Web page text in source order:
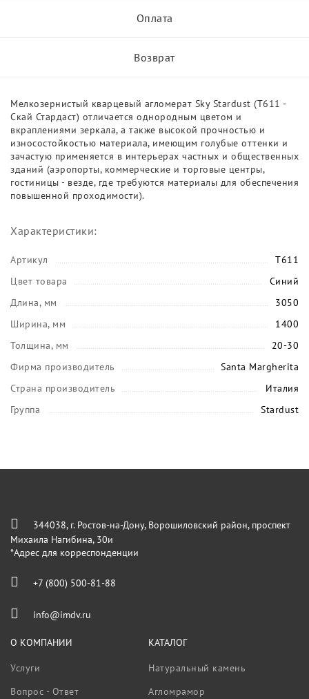
Оплата
Возврат
Мелкозернистый кварцевый агломерат Sky Stardust (T611 -
Скай Стардаст) отличается однородным цветом и
вкраплениями зеркала, а также высокой прочностью и
износостойкостью материала, имеющим голубые оттенки и
зачастую применяется в интерьерах частных и общественных
зданий (аэропорты, коммерческие и торговые центры,
гостиницы - везде, где требуются материалы для обеспечения
повышенной проходимости).
Характеристики:
Артикул
T611
Цвет товара
Синий
Длина, мм
3050
Ширина, мм
1400
Толщина, мм
20-30
Фирма производитель
Santa Margherita
Страна производитель
Италия
Группа
Stardust
344038, г. Ростов-на-Дону, Ворошиловский район, проспект
Михаила Нагибина, 30и
*Адрес для корреспонденции
+7 (800) 500-81-88
info@imdv.ru
О КОМПАНИИ
Услуги
Вопрос - Ответ
КАТАЛОГ
Натуральный камень
Агломрамор